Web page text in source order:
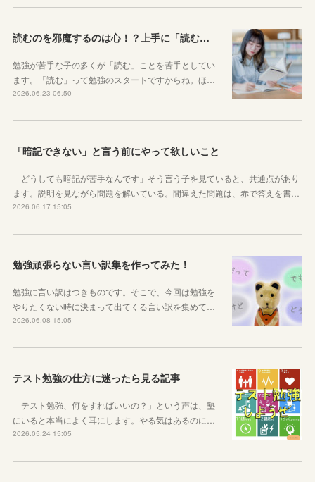
読むのを邪魔するのは心！？上手に「読む」ための気持ちの対処法
勉強が苦手な子の多くが「読む」ことを苦手としてい
ます。「読む」って勉強のスタートですからね。ほ…
2026.06.23 06:50
「暗記できない」と言う前にやって欲しいこと
「どうしても暗記が苦手なんです」そう言う子を見ていると、共通点があり
ます。説明を見ながら問題を解いている。間違えた問題は、赤で答えを書…
2026.06.17 15:05
勉強頑張らない言い訳集を作ってみた！
勉強に言い訳はつきものです。そこで、今回は勉強を
やりたくない時に決まって出てくる言い訳を集めて…
2026.06.08 15:05
テスト勉強の仕方に迷ったら見る記事
「テスト勉強、何をすればいいの？」という声は、塾
にいると本当によく耳にします。やる気はあるのに…
2026.05.24 15:05